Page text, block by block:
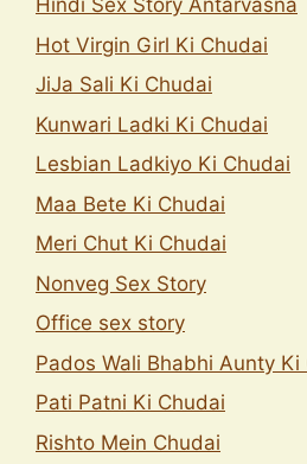
Hindi Sex Story Antarvasna
Hot Virgin Girl Ki Chudai
JiJa Sali Ki Chudai
Kunwari Ladki Ki Chudai
Lesbian Ladkiyo Ki Chudai
Maa Bete Ki Chudai
Meri Chut Ki Chudai
Nonveg Sex Story
Office sex story
Pados Wali Bhabhi Aunty Ki
Pati Patni Ki Chudai
Rishto Mein Chudai